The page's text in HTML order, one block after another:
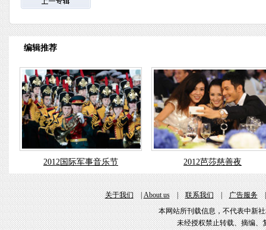
编辑推荐
2012国际军事音乐节 2012芭莎慈善夜
关于我们|About us|联系我们|广告服务
本网站所刊载信息，不代表中新
未经授权禁止转载、摘编、